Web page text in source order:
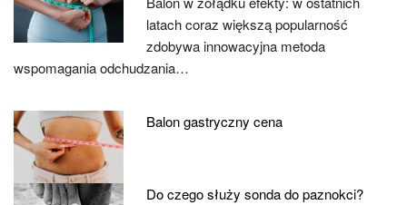
latach coraz większą popularność
zdobywa innowacyjna metoda
wspomagania odchudzania…
Balon gastryczny cena
Do czego służy sonda do paznokci?